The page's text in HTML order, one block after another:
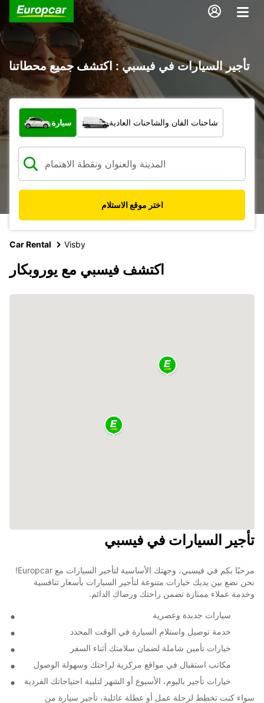
تأجير السيارات في فيسبي : اكتشف جميع محطاتنا
ما نوع المركبة؟
سيارة شاحنات الفان والشاحنات العادية
اختر موقع الاستلام
Car Rental Visby
اكتشف فيسبي مع يوروبكار
تأجير السيارات في فيسبي
مرحبًا بكم في فيسبي، وجهتك الأساسية لتأجير السيارات مع Europcar!
نحن نضع بين يديك خيارات متنوعة لتأجير السيارات بأسعار تنافسية
وخدمة عملاء ممتازة تضمن راحتك ورضاك الدائم.
سيارات جديدة وعصرية
خدمة توصيل واستلام السيارة في الوقت المحدد
خيارات تأمين شاملة لضمان سلامتك أثناء السفر
مكاتب استقبال في مواقع مركزية لراحتك وسهولة الوصول
خيارات تأجير باليوم، الأسبوع أو الشهر لتلبية احتياجاتك الفردية
سواء كنت تخطط لرحلة عمل أو عطلة عائلية، تأجير سيارة من